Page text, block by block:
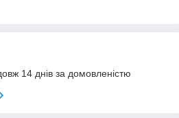
14 днів за домовленістю